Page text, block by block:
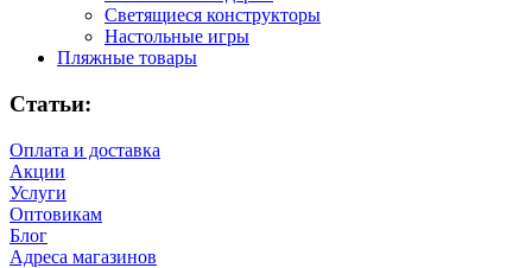
Светящиеся конструкторы
Настольные игры
Пляжные товары
Статьи:
Оплата и доставка
Акции
Услуги
Оптовикам
Блог
Адреса магазинов